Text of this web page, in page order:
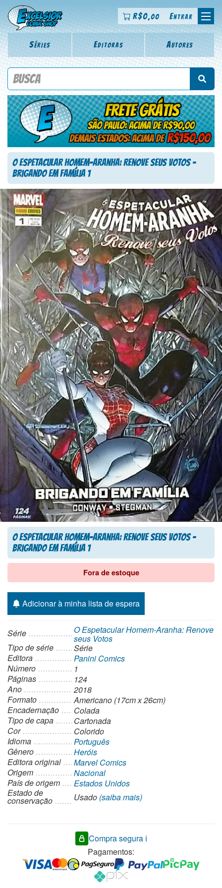
R$0,00 Entrar
Séries Editoras Autores
Procure por título da revista, personagem, série, escritor,
O Espetacular Homem-Aranha: Renove seus Votos –
Brigando em Família 1
O Espetacular Homem-Aranha: Renove seus Votos –
Brigando em Família 1
Fora de estoque
Adicionar à minha lista de espera
Série O Espetacular Homem-Aranha: Renove
seus Votos
Tipo de série
Série
Editora
Panini Comics
Número
1
Páginas
124
Ano
2018
Formato
Americano (17cm x 26cm)
Encadernação
Colada
Tipo de capa
Cartonada
Cor
Colorido
Idioma
Português
Gênero
Heróis
Editora original
Marvel Comics
Origem
Nacional
País de origem
Estados Unidos
Estado de
conservação Usado (saiba mais)
Compra segura ℹ️
Pagamentos: